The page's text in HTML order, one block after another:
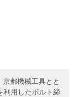
京都機械工具とと
利用したボルト締